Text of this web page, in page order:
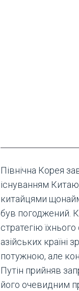
Північна Корея
існуванням
китайцями
був погоджений.
стратегію
азійських країні
потужною, але
Путін прийняв
його очевидним